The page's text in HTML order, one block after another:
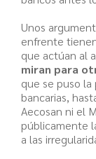
Unos
enfrente
que actúan al
miran para
que se puso
bancarias,
Aecosan ni el
públicamente
a las